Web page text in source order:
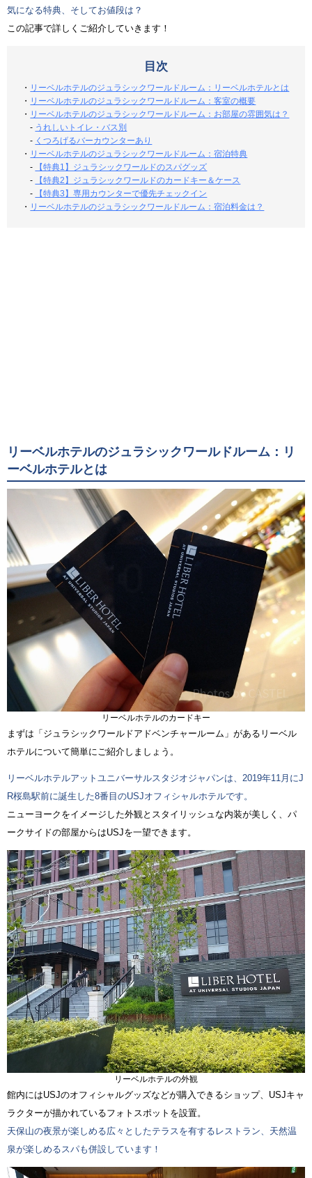
気になる特典、そしてお値段は？
この記事で詳しくご紹介していきます！
目次
・ リーベルホテルのジュラシックワールドルーム：リーベルホテルとは
・ リーベルホテルのジュラシックワールドルーム：客室の概要
・ リーベルホテルのジュラシックワールドルーム：お部屋の雰囲気は？
- うれしいトイレ・バス別
- くつろげるバーカウンターあり
・ リーベルホテルのジュラシックワールドルーム：宿泊特典
-
【特典1】ジュラシックワールドのスパグッズ
-
【特典2】ジュラシックワールドのカードキー＆ケース
-
【特典3】専用カウンターで優先チェックイン
・ リーベルホテルのジュラシックワールドルーム：宿泊料金は？
リーベルホテルのジュラシックワールドルーム：リ
ーベルホテルとは
リーベルホテルのカードキー
まずは「ジュラシックワールドアドベンチャールーム」があるリーベル
ホテルについて簡単にご紹介しましょう。
リーベルホテルアットユニバーサルスタジオジャパンは、2019年11月にJ
R桜島駅前に誕生した8番目のUSJオフィシャルホテルです。
ニューヨークをイメージした外観とスタイリッシュな内装が美しく、パ
ークサイドの部屋からはUSJを一望できます。
リーベルホテルの外観
館内にはUSJのオフィシャルグッズなどが購入できるショップ、USJキャ
ラクターが描かれているフォトスポットを設置。
天保山の夜景が楽しめる広々としたテラスを有するレストラン、天然温
泉が楽しめるスパも併設しています！